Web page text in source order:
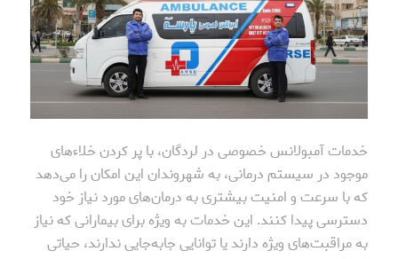
خدمات آمبولانس خصوصی در لردگان، با پر کردن خلاءهای
موجود در سیستم درمانی، به شهروندان این امکان را می‌دهد
که با سرعت و امنیت بیشتری به درمان‌های مورد نیاز خود
دسترسی پیدا کنند. این خدمات به ویژه برای بیمارانی که نیاز
به مراقبت‌های ویژه دارند یا توانایی جابه‌جایی ندارند، حیاتی